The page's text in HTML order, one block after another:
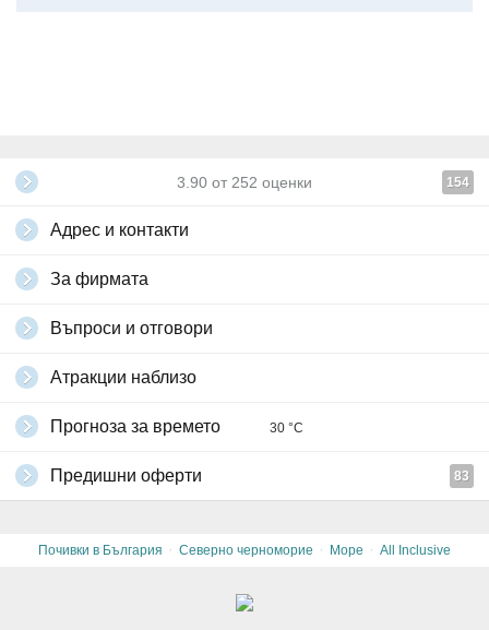
3.90 от 252 оценки 154
Адрес и контакти
За фирмата
Въпроси и отговори
Атракции наблизо
Прогноза за времето 30 °C
Предишни оферти 83
Почивки в България · Северно черноморие · Море · All Inclusive